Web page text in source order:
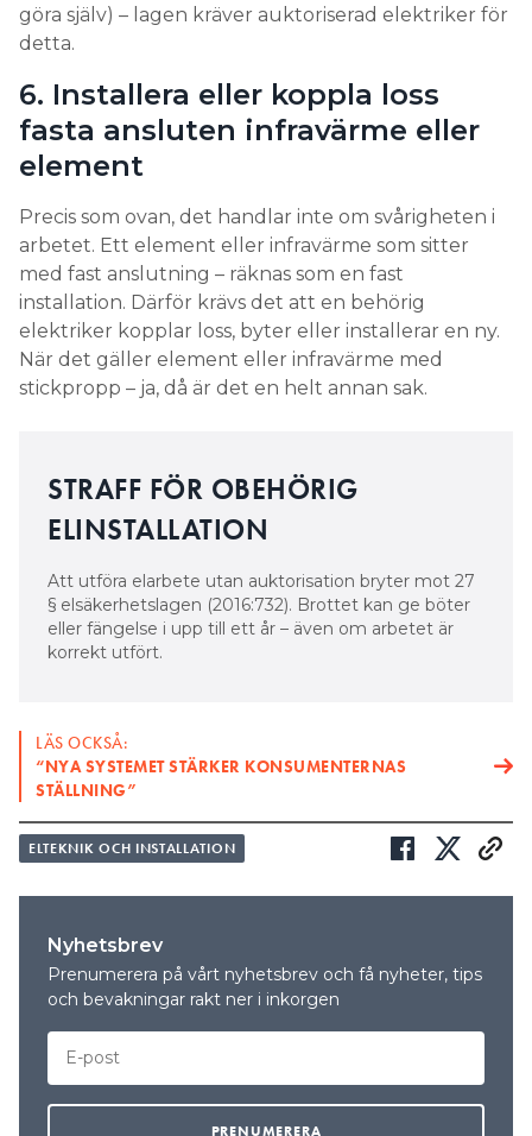
göra själv) – lagen kräver auktoriserad elektriker för
detta.
6. Installera eller koppla loss
fasta ansluten infravärme eller
element
Precis som ovan, det handlar inte om svårigheten i
arbetet. Ett element eller infravärme som sitter
med fast anslutning – räknas som en fast
installation. Därför krävs det att en behörig
elektriker kopplar loss, byter eller installerar en ny.
När det gäller element eller infravärme med
stickpropp – ja, då är det en helt annan sak.
STRAFF FÖR OBEHÖRIG
ELINSTALLATION
Att utföra elarbete utan auktorisation bryter mot 27
§ elsäkerhetslagen (2016:732). Brottet kan ge böter
eller fängelse i upp till ett år – även om arbetet är
korrekt utfört.
LÄS OCKSÅ:
“NYA SYSTEMET STÄRKER KONSUMENTERNAS
STÄLLNING”
ELTEKNIK OCH INSTALLATION
Nyhetsbrev
Prenumerera på vårt nyhetsbrev och få nyheter, tips
och bevakningar rakt ner i inkorgen